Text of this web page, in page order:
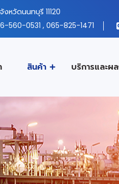
หวัดนนทบุรี 11120
560-0531 , 065-825-1471
สินค้า บริการและผ